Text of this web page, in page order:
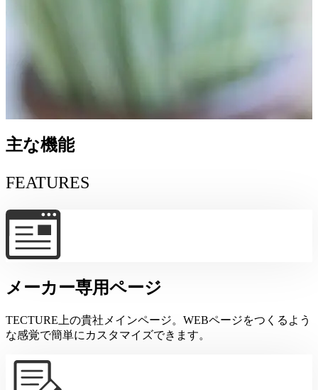
主な機能
FEATURES
メーカー専用ページ
TECTURE上の貴社メインページ。WEBページをつくるよう
な感覚で簡単にカスタマイズできます。